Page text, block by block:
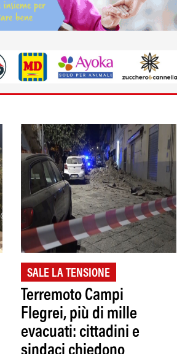
SALE LA TENSIONE
Terremoto Campi
Flegrei, più di mille
evacuati: cittadini e